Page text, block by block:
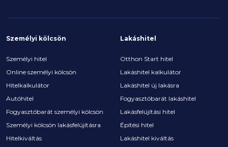
Személyi kölcsön
Személyi hitel
Online személyi kölcsön
Hitelkalkulátor
Autóhitel
Fogyasztóbarát személyi kölcsön
Személyi kölcsön lakásfelújításra
Hitelkiváltás
Lakáshitel
Otthon Start hitel
Lakáshitel kalkulátor
Lakáshitel új lakásra
Fogyasztóbarát lakáshitel
Lakásfelújítási hitel
Építési hitel
Lakáshitel kiváltás